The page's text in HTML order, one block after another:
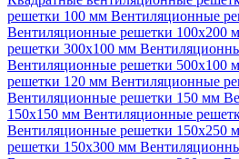
решетки 100 мм Вентиляционные
Вентиляционные решетки 100х200
решетки 300х100 мм
Вентиляционные решетки 500х100
решетки 120 мм Вентиляционные
Вентиляционные решетки 150 мм
150х150 мм Вентиляционные
Вентиляционные решетки 150х250
решетки 150х300 мм